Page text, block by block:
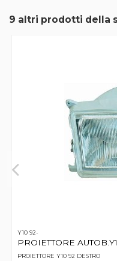
9 altri prodotti della
Y10 92-
PROIETTORE
PROIETTORE Y10 92 DESTRO